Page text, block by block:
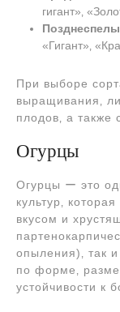
гигант»‚
«Гигант»‚
При выборе
выращивания‚
плодов‚ а также
Огурцы
Огурцы ー это
культур‚
вкусом и
опыления)‚ так
по форме‚
устойчивости к